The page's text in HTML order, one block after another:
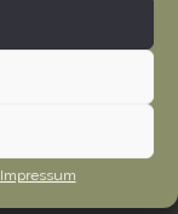
Impressum